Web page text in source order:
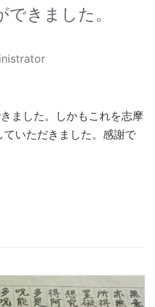
きました。
ました。しかもこれを志摩
いただきました。感謝で